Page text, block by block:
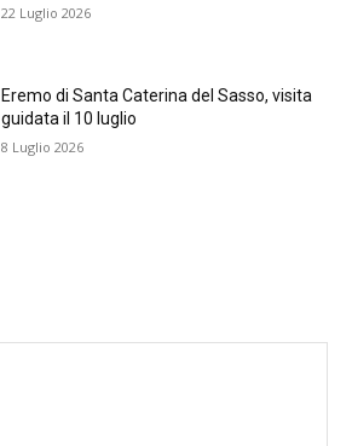
22 Luglio 2026
Eremo di Santa Caterina del Sasso, visita
guidata il 10 luglio
8 Luglio 2026